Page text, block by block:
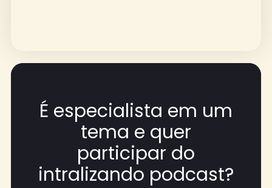
É especialista em um
tema e quer
participar do
intralizando podcast?